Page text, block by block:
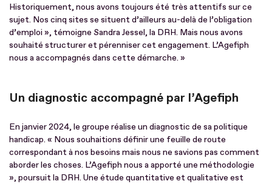
Historiquement, nous avons toujours été très attentifs sur ce
sujet. Nos cinq sites se situent d’ailleurs au-delà de l’obligation
d’emploi », témoigne Sandra Jessel, la DRH. Mais nous avons
souhaité structurer et pérenniser cet engagement. L’Agefiph
nous a accompagnés dans cette démarche. »
Un diagnostic accompagné par l’Agefiph
En janvier 2024, le groupe réalise un diagnostic de sa politique
handicap. « Nous souhaitions définir une feuille de route
correspondant à nos besoins mais nous ne savions pas comment
aborder les choses. L’Agefiph nous a apporté une méthodologie
», poursuit la DRH. Une étude quantitative et qualitative est